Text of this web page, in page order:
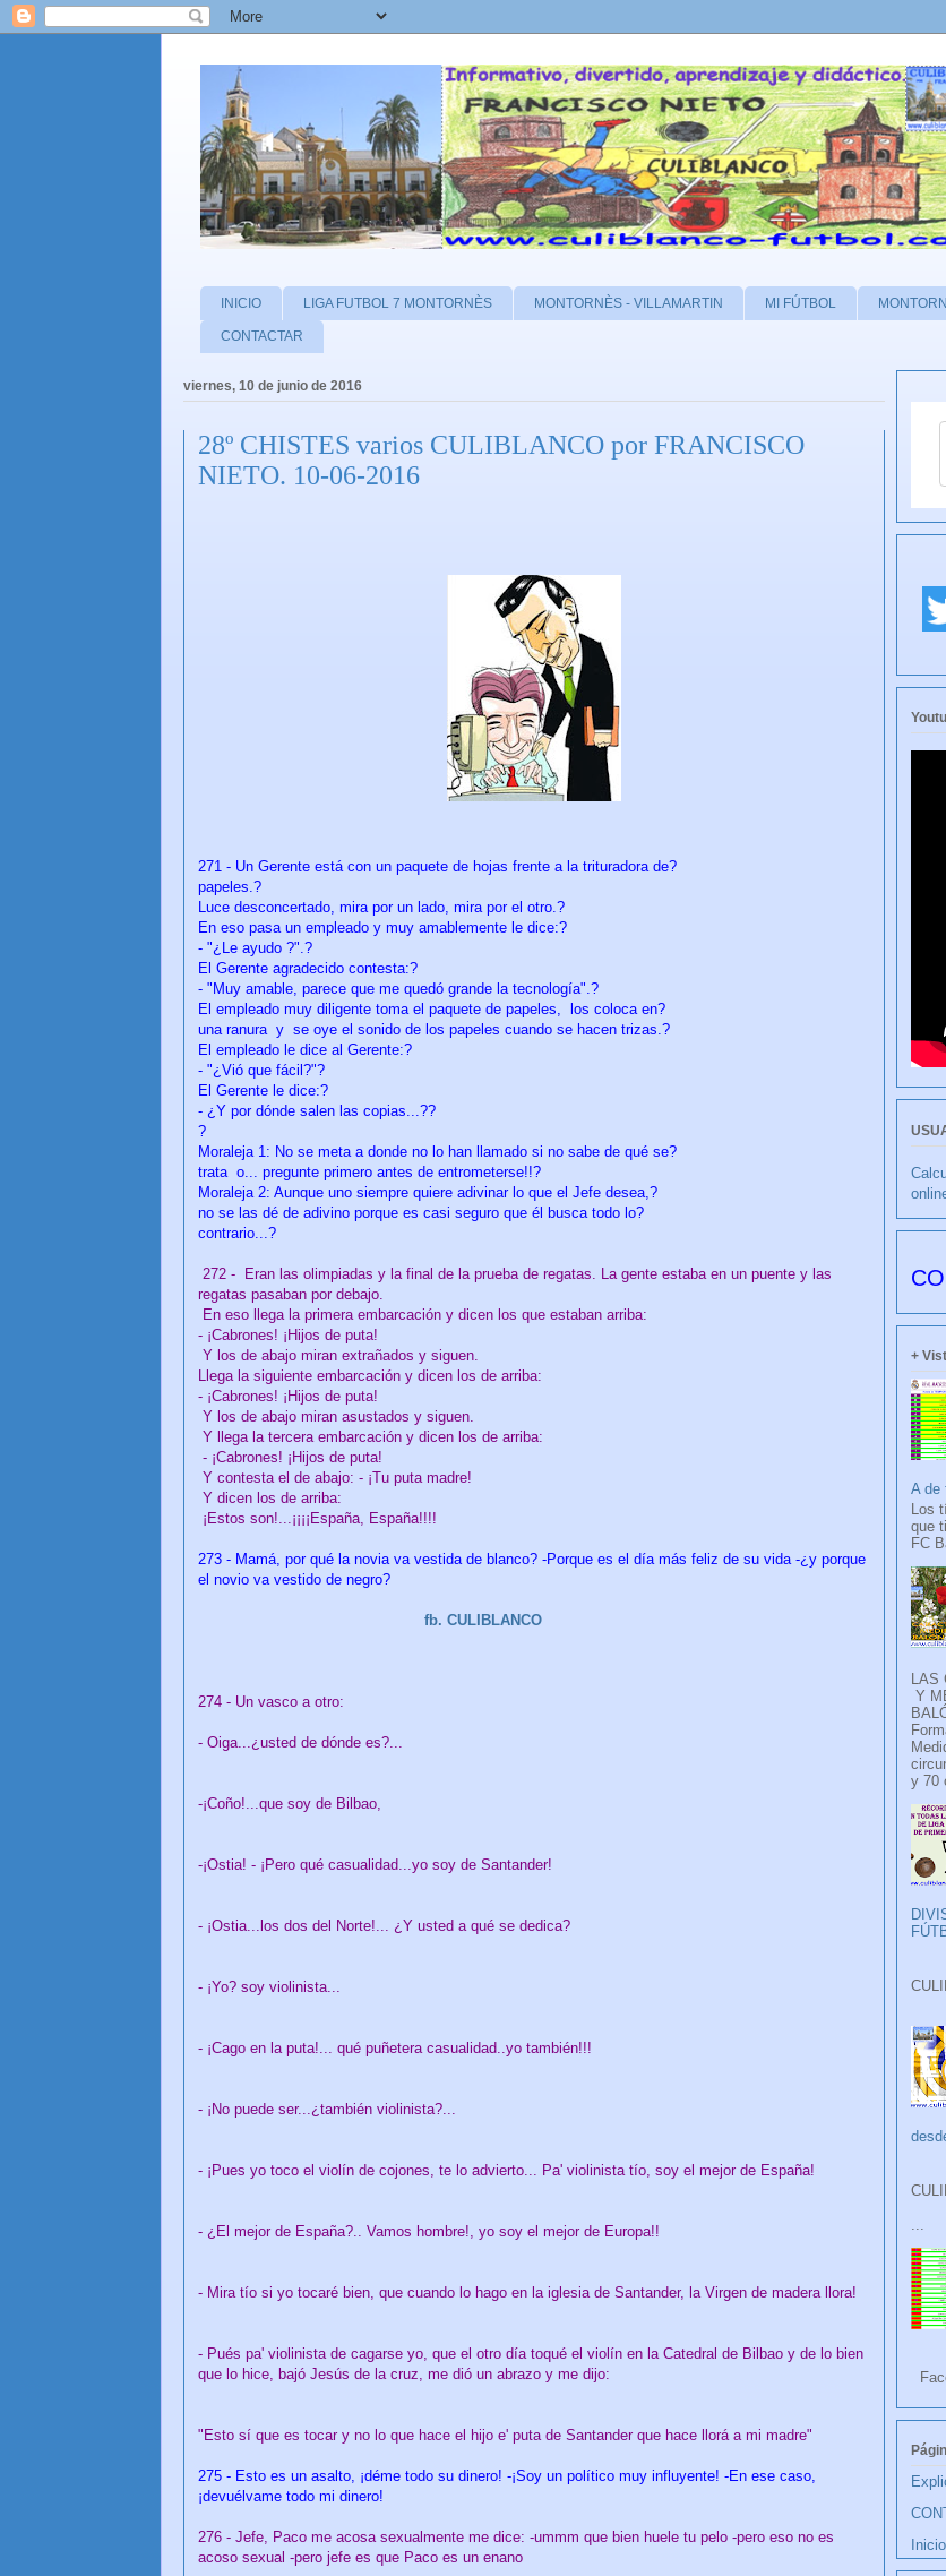
INICIO LIGA FUTBOL 7 MONTORNÈS MONTORNÈS - VILLAMARTIN MI FÚTBOL
CONTACTAR
viernes, 10 de junio de 2016
28º CHISTES varios CULIBLANCO por FRANCISCO
NIETO. 10-06-2016
271 - Un Gerente está con un paquete de hojas frente a la trituradora de?
papeles.?
Luce desconcertado, mira por un lado, mira por el otro.?
En eso pasa un empleado y muy amablemente le dice:?
- "¿Le ayudo ?".?
El Gerente agradecido contesta:?
- "Muy amable, parece que me quedó grande la tecnología".?
El empleado muy diligente toma el paquete de papeles, los coloca en?
una ranura y se oye el sonido de los papeles cuando se hacen trizas.?
El empleado le dice al Gerente:?
- "¿Vió que fácil?"?
El Gerente le dice:?
- ¿Y por dónde salen las copias...??
?
Moraleja 1: No se meta a donde no lo han llamado si no sabe de qué se?
trata o... pregunte primero antes de entrometerse!!?
Moraleja 2: Aunque uno siempre quiere adivinar lo que el Jefe desea,?
no se las dé de adivino porque es casi seguro que él busca todo lo?
contrario...?
272 - Eran las olimpiadas y la final de la prueba de regatas. La gente estaba en un puente y las
regatas pasaban por debajo.
En eso llega la primera embarcación y dicen los que estaban arriba:
- ¡Cabrones! ¡Hijos de puta!
Y los de abajo miran extrañados y siguen.
Llega la siguiente embarcación y dicen los de arriba:
- ¡Cabrones! ¡Hijos de puta!
Y los de abajo miran asustados y siguen.
Y llega la tercera embarcación y dicen los de arriba:
- ¡Cabrones! ¡Hijos de puta!
Y contesta el de abajo: - ¡Tu puta madre!
Y dicen los de arriba:
¡Estos son!...¡¡¡¡España, España!!!!
273 - Mamá, por qué la novia va vestida de blanco? -Porque es el día más feliz de su vida -¿y porque
el novio va vestido de negro?
fb. CULIBLANCO
274 - Un vasco a otro:
- Oiga...¿usted de dónde es?...
-¡Coño!...que soy de Bilbao,
-¡Ostia! - ¡Pero qué casualidad...yo soy de Santander!
- ¡Ostia...los dos del Norte!... ¿Y usted a qué se dedica?
- ¡Yo? soy violinista...
- ¡Cago en la puta!... qué puñetera casualidad..yo también!!!
- ¡No puede ser...¿también violinista?...
- ¡Pues yo toco el violín de cojones, te lo advierto... Pa' violinista tío, soy el mejor de España!
- ¿El mejor de España?.. Vamos hombre!, yo soy el mejor de Europa!!
- Mira tío si yo tocaré bien, que cuando lo hago en la iglesia de Santander, la Virgen de madera llora!
- Pués pa' violinista de cagarse yo, que el otro día toqué el violín en la Catedral de Bilbao y de lo bien
que lo hice, bajó Jesús de la cruz, me dió un abrazo y me dijo:
"Esto sí que es tocar y no lo que hace el hijo e' puta de Santander que hace llorá a mi madre"
275 - Esto es un asalto, ¡déme todo su dinero! -¡Soy un político muy influyente! -En ese caso,
¡devuélvame todo mi dinero!
276 - Jefe, Paco me acosa sexualmente me dice: -ummm que bien huele tu pelo -pero eso no es
acoso sexual -pero jefe es que Paco es un enano
CULIBLANCO por FRANCISCO
+
A de
Los
que
FC
LAS
Y
y 70
Inicio